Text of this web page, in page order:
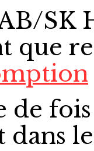
SK
que
de
dans